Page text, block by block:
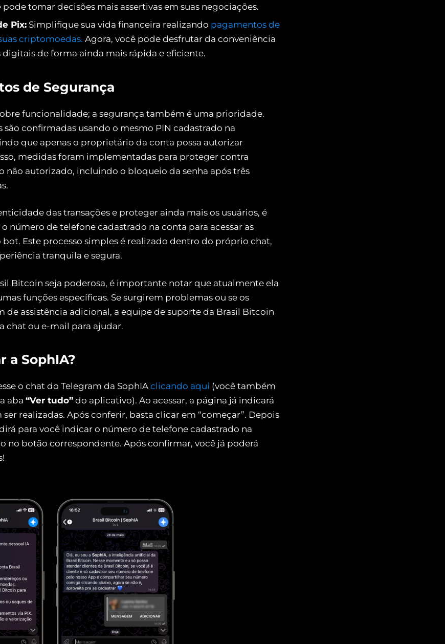
tomar decisões mais assertivas em suas negociações.
Pix: Simplifique sua vida financeira realizando pagamentos de
criptomoedas. Agora, você pode desfrutar da conveniência
digitais de forma ainda mais rápida e eficiente.
de Segurança
funcionalidade; a segurança também é uma prioridade.
são confirmadas usando o mesmo PIN cadastrado na
que apenas o proprietário da conta possa autorizar
medidas foram implementadas para proteger contra
não autorizado, incluindo o bloqueio da senha após três
das transações e proteger ainda mais os usuários, é
número de telefone cadastrado na conta para acessar as
Este processo simples é realizado dentro do próprio chat,
tranquila e segura.
Bitcoin seja poderosa, é importante notar que atualmente ela
funções específicas. Se surgirem problemas ou se os
de assistência adicional, a equipe de suporte da Brasil Bitcoin
chat ou e-mail para ajudar.
a SophIA?
o chat do Telegram da SophIA clicando aqui (você também
aba “Ver tudo” do aplicativo). Ao acessar, a página já indicará
realizadas. Após conferir, basta clicar em “começar”. Depois
para você indicar o número de telefone cadastrado na
no botão correspondente. Após confirmar, você já poderá